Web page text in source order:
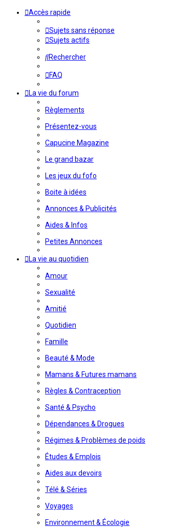
Accès rapide
Sujets sans réponse
Sujets actifs
Rechercher
FAQ
La vie du forum
Règlements
Présentez-vous
Capucine Magazine
Le grand bazar
Les jeux du fofo
Boite à idées
Annonces & Publicités
Aides & Infos
Petites Annonces
La vie au quotidien
Amour
Sexualité
Amitié
Quotidien
Famille
Beauté & Mode
Mamans & Futures mamans
Règles & Contraception
Santé & Psycho
Dépendances & Drogues
Régimes & Problèmes de poids
Études & Emplois
Aides aux devoirs
Télé & Séries
Voyages
Environnement & Écologie